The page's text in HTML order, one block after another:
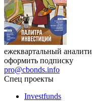
ежеквартальный
оформить подписку
pro@cbonds.info
Спец проекты
Investfunds